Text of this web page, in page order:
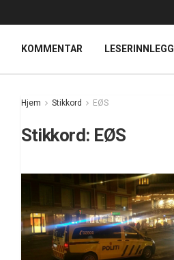
KOMMENTAR LESERINNLEGG
Hjem Stikkord EØS
Stikkord: EØS